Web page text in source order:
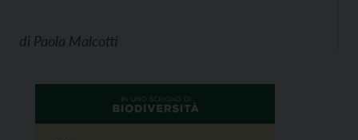
di Paola Malcotti